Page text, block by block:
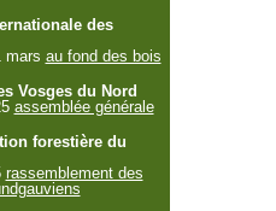
des
mars au fond des bois
Vosges du Nord
assemblée générale
forestière du
rassemblement des